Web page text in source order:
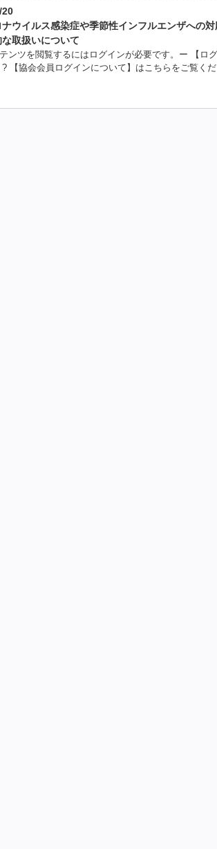
20
ナウイルス感染症や季節性インフルエンザへの
取扱いについて
ンツを閲覧するにはログインが必要です。ー 【ロ
【協会会員ログインについて】はこちらをご覧くだ